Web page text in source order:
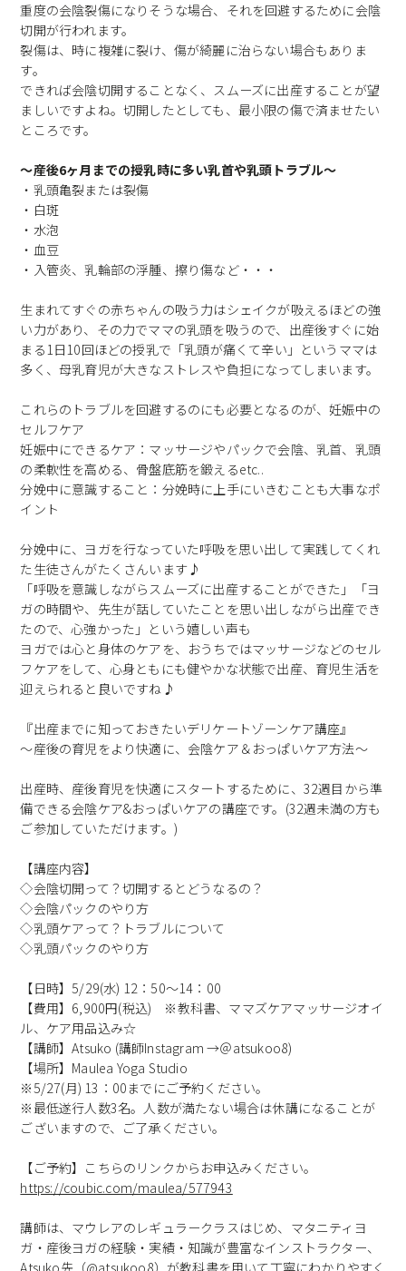
重度の会陰裂傷になりそうな場合、それを回避するために会陰
切開が行われます。
裂傷は、時に複雑に裂け、傷が綺麗に治らない場合もありま
す。
できれば会陰切開することなく、スムーズに出産することが望
ましいですよね。切開したとしても、最小限の傷で済ませたい
ところです。
〜産後6ヶ月までの授乳時に多い乳首や乳頭トラブル〜
・乳頭亀裂または裂傷
・白斑
・水泡
・血豆
・入管炎、乳輪部の浮腫、擦り傷など・・・
生まれてすぐの赤ちゃんの吸う力はシェイクが吸えるほどの強
い力があり、その力でママの乳頭を吸うので、出産後すぐに始
まる1日10回ほどの授乳で「乳頭が痛くて辛い」というママは
多く、母乳育児が大きなストレスや負担になってしまいます。
これらのトラブルを回避するのにも必要となるのが、妊娠中の
セルフケア
妊娠中にできるケア：マッサージやパックで会陰、乳首、乳頭
の柔軟性を高める、骨盤底筋を鍛えるetc..
分娩中に意識すること：分娩時に上手にいきむことも大事なポ
イント
分娩中に、ヨガを行なっていた呼吸を思い出して実践してくれ
た生徒さんがたくさんいます♪
「呼吸を意識しながらスムーズに出産することができた」「ヨ
ガの時間や、先生が話していたことを思い出しながら出産でき
たので、心強かった」という嬉しい声も ︎
ヨガでは心と身体のケアを、おうちではマッサージなどのセル
フケアをして、心身ともにも健やかな状態で出産、育児生活を
迎えられると良いですね♪
『出産までに知っておきたいデリケートゾーンケア講座』
～産後の育児をより快適に、会陰ケア＆おっぱいケア方法～
出産時、産後育児を快適にスタートするために、32週目から準
備できる会陰ケア&おっぱいケアの講座です。(32週未満の方も
ご参加していただけます。)
【講座内容】
◇会陰切開って？切開するとどうなるの？
◇会陰パックのやり方
◇乳頭ケアって？トラブルについて
◇乳頭パックのやり方
【日時】5/29(水) 12：50〜14：00
【費用】6,900円(税込) ※教科書、ママズケアマッサージオイ
ル、ケア用品込み☆
【講師】Atsuko (講師Instagram →＠atsukoo8)
【場所】Maulea Yoga Studio
※5/27(月) 13：00までにご予約ください。
※最低遂行人数3名。人数が満たない場合は休講になることが
ございますので、ご了承ください。
【ご予約】こちらのリンクからお申込みください。
https://coubic.com/maulea/577943
講師は、マウレアのレギュラークラスはじめ、マタニティヨ
ガ・産後ヨガの経験・実績・知識が豊富なインストラクター、
Atsuko先（@atsukoo8）が教科書を用いて丁寧にわかりやすく